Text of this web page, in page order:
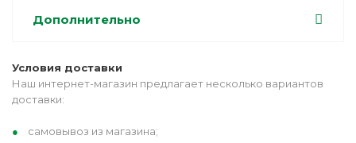
Дополнительно
Условия доставки
Наш интернет-магазин предлагает несколько вариантов
доставки:
самовывоз из магазина;